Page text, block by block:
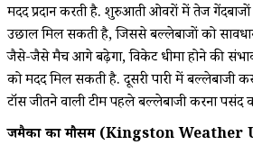
मदद प्रदान करती है. शुरुआती ओवरों में तेज
उछाल मिल सकती है, जिससे बल्लेबाजों को
जैसे-जैसे मैच आगे बढ़ेगा, विकेट धीमा होने की
को मदद मिल सकती है. दूसरी पारी में बल्लेबाजी
टॉस जीतने वाली टीम पहले बल्लेबाजी करना
जमैका का मौसम (Kingston Weather